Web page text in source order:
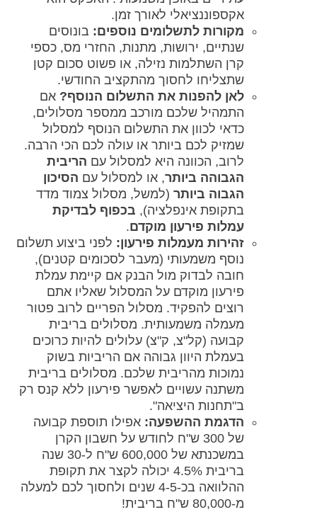
אקספוננציאלי לאורך זמן.
מקורות לתשלומים נוספים: בונוסים
שנתיים, ירושות, מתנות, החזרי מס, כספי
קרן השתלמות נזילה, או פשוט סכום קטן
שתצליחו לחסוך מהתקציב החודשי.
לאן להפנות את התשלום הנוסף? אם
התמהיל שלכם מורכב ממספר מסלולים,
כדאי לכוון את התשלום הנוסף למסלול
שמזיק לכם ביותר או עולה לכם הכי הרבה.
לרוב, הכוונה היא למסלול עם הריבית
הגבוהה ביותר, או למסלול עם הסיכון
הגבוה ביותר(למשל, מסלול צמוד מדד
בתקופת אינפלציה), בכפוף לבדיקת
עמלות פירעון מוקדם.
זהירות מעמלות פירעון: לפני ביצוע תשלום
נוסף משמעותי (מעבר לסכומים קטנים),
חובה לבדוק מול הבנק אם קיימת עמלת
פירעון מוקדם על המסלול שאליו אתם
רוצים להפקיד. מסלול הפריים לרוב פטור
מעמלה משמעותית. מסלולים בריבית
קבועה (קל"צ, ק"צ) עלולים להיות כרוכים
בעמלת היוון גבוהה אם הריביות בשוק
נמוכות מהריבית שלכם. מסלולים בריבית
משתנה עשויים לאפשר פירעון ללא קנס רק
ב"תחנות היציאה".
הדגמת ההשפעה: אפילו תוספת קבועה
של 300 ש"ח לחודש על חשבון הקרן
במשכנתא של 600,000 ש"ח ל-30 שנה
בריבית 4.5% יכולה לקצר את תקופת
ההלוואה בכ-4-5 שנים ולחסוך לכם למעלה
מ-80,000 ש"ח בריבית!